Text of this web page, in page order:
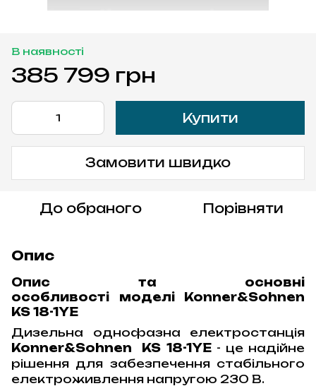
В наявності
385 799 грн
Купити
Замовити швидко
До обраного Порівняти
Опис
Опис та основні
особливості моделі Konner&Sohnen
KS 18-1YE
Дизельна однофазна електростанція
Konner&Sohnen KS 18-1YE- це надійне
рішення для забезпечення стабільного
електроживлення напругою 230 В.